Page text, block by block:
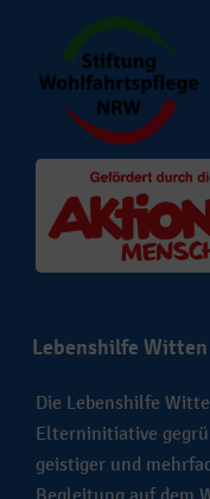
Lebenshilfe Witten
Die Lebenshilfe
Elterninitiative
geistiger und